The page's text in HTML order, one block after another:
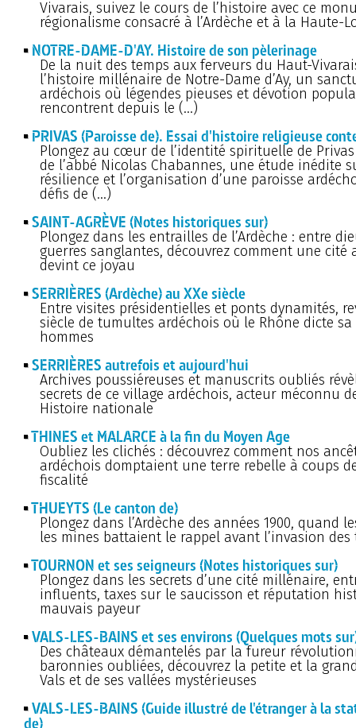
Vivarais, suivez le cours de l’histoire avec ce
régionalisme consacré à l’Ardèche et à la Haute-
NOTRE-DAME-D'AY. Histoire de son pèlerinage
De la nuit des temps aux ferveurs du Haut-
l’histoire millénaire de Notre-Dame d’Ay, un
ardéchois où légendes pieuses et dévotion
rencontrent depuis le (…)
PRIVAS (Paroisse de). Essai d'histoire religieuse
Plongez au cœur de l’identité spirituelle de Privas
de l’abbé Nicolas Chabannes, une étude inédite
résilience et l’organisation d’une paroisse
défis de (…)
SAINT-AGRÈVE (Notes historiques sur)
Plongez dans les entrailles de l’Ardèche : entre
guerres sanglantes, découvrez comment une cité
devint ce joyau
SERRIÈRES (Ardèche) au XXe siècle
Entre visites présidentielles et ponts dynamités,
siècle de tumultes ardéchois où le Rhône dicte
hommes
SERRIÈRES autrefois et aujourd'hui
Archives poussiéreuses et manuscrits oubliés
secrets de ce village ardéchois, acteur méconnu
Histoire nationale
THINES et MALARCE à la fin du Moyen Age
Oubliez les clichés : découvrez comment nos
ardéchois domptaient une terre rebelle à coups
fiscalité
THUEYTS (Le canton de)
Plongez dans l’Ardèche des années 1900, quand
les mines battaient le rappel avant l’invasion
TOURNON et ses seigneurs (Notes historiques sur)
Plongez dans les secrets d’une cité millénaire,
influents, taxes sur le saucisson et réputation
mauvais payeur
VALS-LES-BAINS et ses environs (Quelques mots
Des châteaux démantelés par la fureur
baronnies oubliées, découvrez la petite et la
Vals et de ses vallées mystérieuses
VALS-LES-BAINS (Guide illustré de l'étranger à la
de)